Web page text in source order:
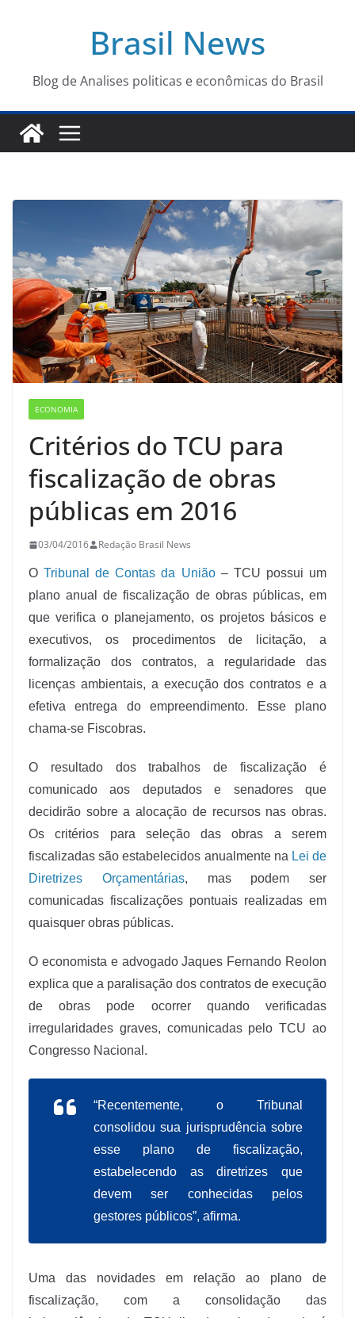
conteúdo
Brasil News
Blog de Analises politicas e econômicas do Brasil
ECONOMIA
Critérios do TCU para
fiscalização de obras
públicas em 2016
03/04/2016 Redação Brasil News
OTribunal de Contas da União– TCU possui um
plano anual de fiscalização de obras públicas, em
que verifica o planejamento, os projetos básicos e
executivos, os procedimentos de licitação, a
formalização dos contratos, a regularidade das
licenças ambientais, a execução dos contratos e a
efetiva entrega do empreendimento. Esse plano
chama-se Fiscobras.
O resultado dos trabalhos de fiscalização é
comunicado aos deputados e senadores que
decidirão sobre a alocação de recursos nas obras.
Os critérios para seleção das obras a serem
fiscalizadas são estabelecidos anualmente na Lei de
Diretrizes Orçamentárias, mas podem ser
comunicadas fiscalizações pontuais realizadas em
quaisquer obras públicas.
O economista e advogado Jaques Fernando Reolon
explica que a paralisação dos contratos de execução
de obras pode ocorrer quando verificadas
irregularidades graves, comunicadas pelo TCU ao
Congresso Nacional.
“Recentemente, o Tribunal
consolidou sua jurisprudência sobre
esse plano de fiscalização,
estabelecendo as diretrizes que
devem ser conhecidas pelos
gestores públicos”, afirma.
Uma das novidades em relação ao plano de
fiscalização, com a consolidação das